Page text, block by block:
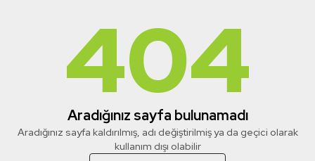
404
Aradığınız sayfa bulunamadı
Aradığınız sayfa kaldırılmış, adı değiştirilmiş ya da geçici olarak
kullanım dışı olabilir